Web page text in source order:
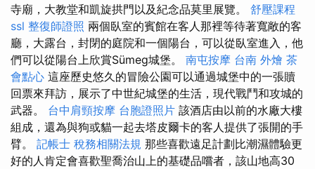
寺廟，大教堂和凱旋拱門以及紀念品莫里展覽。 舒壓課程
ssl 整復師證照 兩個臥室的賓館在客人那裡等待著寬敞的客
廳，大露台，封閉的庭院和一個陽台，可以從臥室進入，他
們可以從陽台上欣賞Sümeg城堡。 南屯按摩 台南 外燴 茶
會點心 這座歷史悠久的冒險公園可以通過城堡中的一張贖
回票來拜訪，展示了中世紀城堡的生活，現代戰鬥和攻城的
武器。 台中肩頸按摩 台胞證照片 該酒店由以前的水廠大樓
組成，還為與狗或貓一起去塔皮爾卡的客人提供了張開的手
臂。 記帳士 稅務相關法規 那些喜歡遠足計劃比潮濕體驗更
好的人肯定會喜歡聖喬治山上的基礎品嚐者，該山地高30